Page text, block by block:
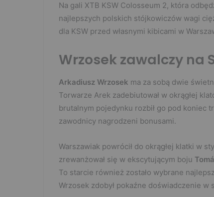
Na gali XTB KSW Colosseum 2, która
najlepszych polskich stójkowiczów wagi
dla KSW przed własnymi kibicami w
Wrzosek zawalczy na
Arkadiusz Wrzosek ma za sobą dwie
Torwarze Arek zadebiutował w okrągłej
brutalnym pojedynku rozbił go pod koniec
zawodnicy nagrodzeni bonusami.
Warszawiak powrócił do okrągłej klatki w
zrewanżował się w ekscytującym boju
To starcie również zostało wybrane
Wrzosek zdobył pokaźne doświadczenie w